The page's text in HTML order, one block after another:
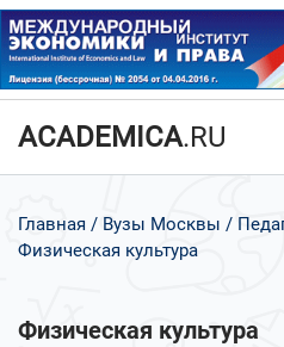
ACADEMICA.RU
Главная Вузы Москвы
Физическая культура
Физическая культура
Да